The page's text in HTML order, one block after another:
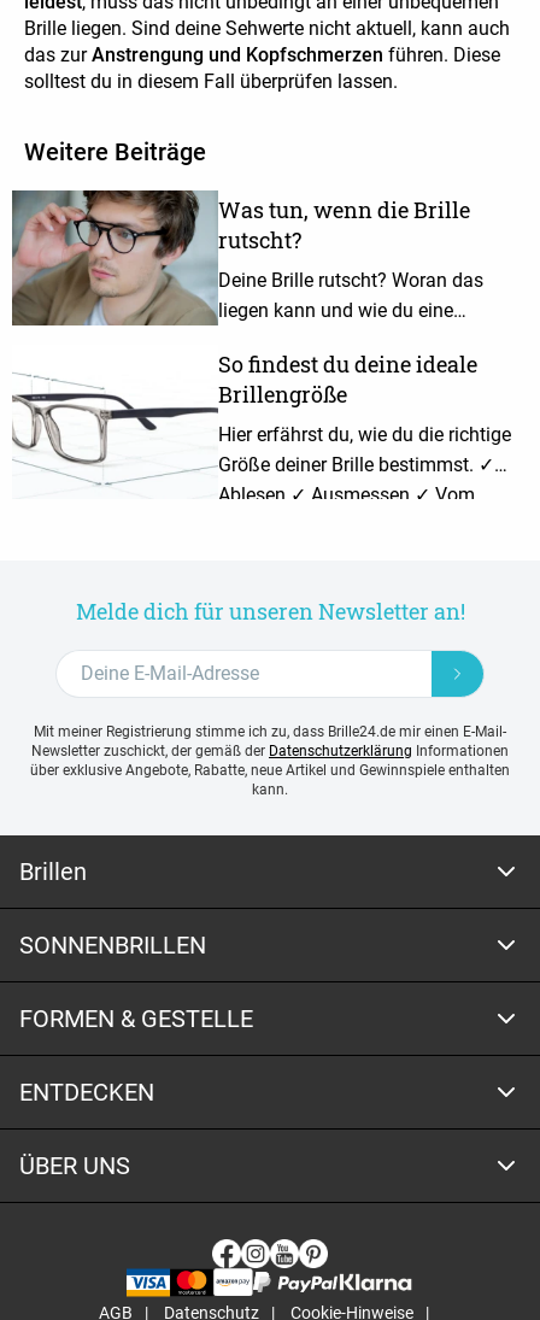
Brille liegen. Sind deine Sehwerte nicht aktuell, kann auch
das zurAnstrengung und Kopfschmerzen führen. Diese
solltest du in diesem Fall überprüfen lassen.
Weitere Beiträge
Was tun, wenn die Brille
rutscht?
Deine Brille rutscht? Woran das
liegen kann und wie du eine
erfährst du hier.
So findest du deine ideale
Brillengröße
Hier erfährst du, wie du die richtige
Größe deiner Brille bestimmst. ✓
Ablesen ✓ Ausmessen ✓ Vom
Melde dich für unseren Newsletter an!
Mit meiner Registrierung stimme ich zu, dass Brille24.de mir einen E-Mail-
Newsletter zuschickt, der gemäß der Datenschutzerklärung Informationen
über exklusive Angebote, Rabatte, neue Artikel und Gewinnspiele enthalten
kann.
Brillen
SONNENBRILLEN
FORMEN & GESTELLE
ENTDECKEN
ÜBER UNS
AGB Datenschutz Cookie-Hinweise